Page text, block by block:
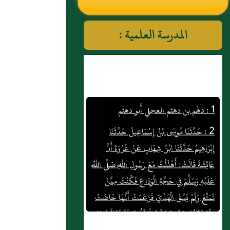
النووي رحمهم الله تعالى
المدرسة العلمية :
1 : دلهم بن دهثم العجلي أَبو دهثم
2 : حَدَّثَنَا مُوسَى بْنُ إِسْمَاعِيلَ حَدَّثَنَا
إِبْرَاهِيمُ حَدَّثَنَا ابْنُ شِهَابٍ عَنْ عُرْوَةَ أَنَّ
عَائِشَةَ قَالَتْ: أَهْلَلْتُ مَعَ رَسُولِ اللَّهِ صَلَّى اللَّهُ
عَلَيْهِ وَسَلَّمَ فِي حَجَّةِ الْوَدَاعِ فَكُنْتُ مِمَّنْ
تَمَتَّعَ وَلَمْ يَسُقْ الْهَدْيَ فَزَعَمَتْ أَنَّهَا حَاضَتْ
وَلَمْ تَطْهُرْ حَتَّى دَخَلَتْ لَيْلَةُ عَرَفَةَ فَقَالَتْ يَا
رَسُولَ اللَّهِ هَذِهِ لَيْلَةُ عَرَفَةَ وَإِنَّمَا كُنْتُ